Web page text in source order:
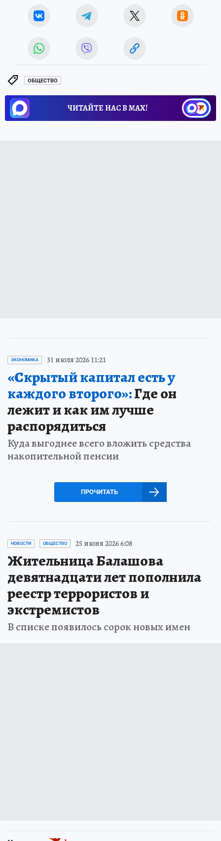
ОБЩЕСТВО
ЧИТАЙТЕ НАС В МАХ!
ЭКОНОМИКА 31 июля 2026 11:21
«Скрытый капитал есть у
каждого второго»:Где он
лежит и как им лучше
распорядиться
Куда выгоднее всего вложить средства
накопительной пенсии
ПРОЧИТАТЬ
НОВОСТИ ОБЩЕСТВО 25 июня 2026 6:08
Жительница Балашова
девятнадцати лет пополнила
реестр террористов и
экстремистов
В списке появилось сорок новых имен